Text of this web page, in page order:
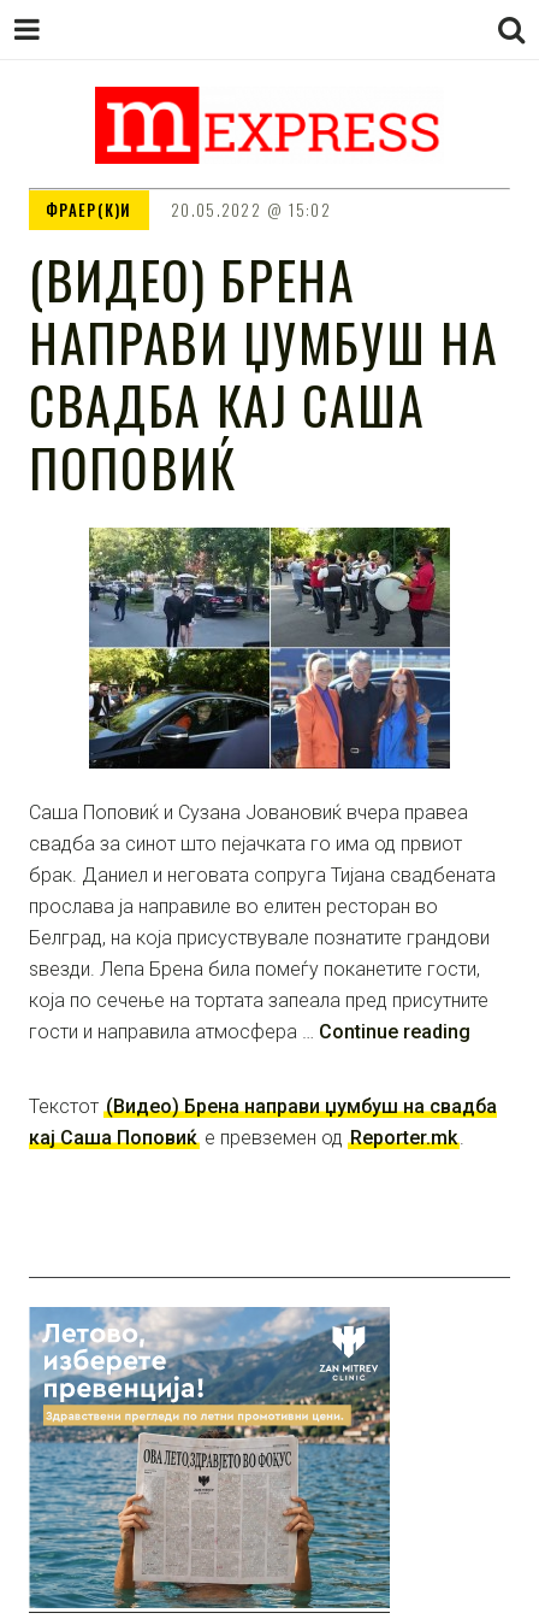
M EXPRESS
ФРАЕР(К)И 20.05.2022 15:02
(ВИДЕО) БРЕНА
НАПРАВИ ЏУМБУШ НА
СВАДБА КАЈ САША
ПОПОВИЌ
Саша Поповиќ и Сузана Јовановиќ вчера правеа
свадба за синот што пејачката го има од првиот
брак. Даниел и неговата сопруга Тијана свадбената
прослава ја направиле во елитен ресторан во
Белград, на која присуствувале познатите грандови
ѕвезди. Лепа Брена била помеѓу поканетите гости,
која по сечење на тортата запеала пред присутните
гости и направила атмосфера … Continue reading
Текстот (Видео) Брена направи џумбуш на свадба
кај Саша Поповиќ е превземен од Reporter.mk.